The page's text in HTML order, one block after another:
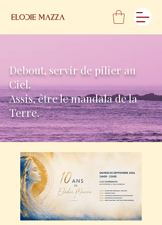
Debout, servir de pilier au
Ciel.
Assis, être le mandala de la
Terre.